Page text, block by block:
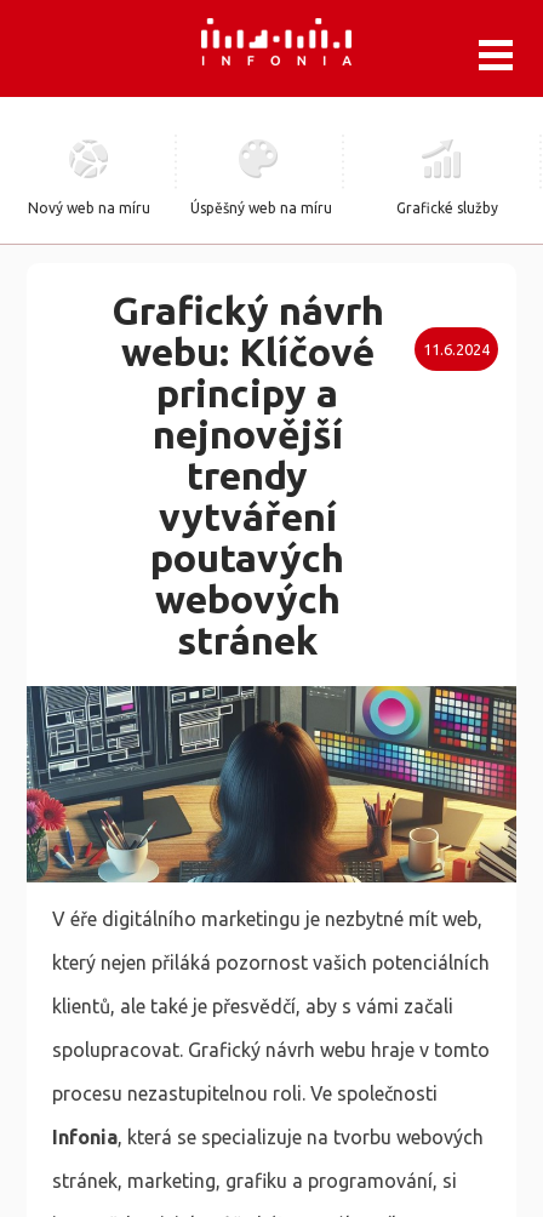
Grafický návrh
webu: Klíčové
principy a
nejnovější
trendy
vytváření
poutavých
webových
stránek
11.6.2024
V éře digitálního marketingu je nezbytné mít web,
který nejen přiláká pozornost vašich potenciálních
klientů, ale také je přesvědčí, aby s vámi začali
spolupracovat. Grafický návrh webu hraje v tomto
procesu nezastupitelnou roli. Ve společnosti
Infonia, která se specializuje na tvorbu webových
stránek, marketing, grafiku a programování, si
Nový web na míru Úspěšný web na míru Grafické služby